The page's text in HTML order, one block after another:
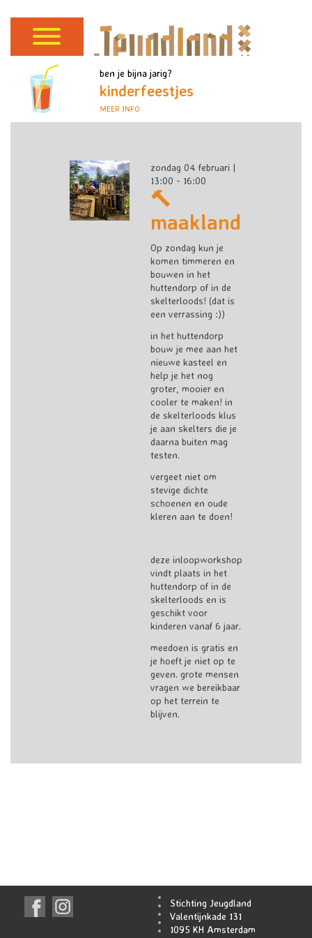
ben je bijna jarig?
kinderfeestjes
MEER INFO
zondag 04 februari |
13:00 - 16:00
🔨
maakland
Op zondag kun je
komen timmeren en
bouwen in het
huttendorp of in de
skelterloods! (dat is
een verrassing :))
in het huttendorp
bouw je mee aan het
nieuwe kasteel en
help je het nog
groter, mooier en
cooler te maken! in
de skelterloods klus
je aan skelters die je
daarna buiten mag
testen.
vergeet niet om
stevige dichte
schoenen en oude
kleren aan te doen!
deze inloopworkshop
vindt plaats in het
huttendorp of in de
skelterloods en is
geschikt voor
kinderen vanaf 6 jaar.
meedoen is gratis en
je hoeft je niet op te
geven. grote mensen
vragen we bereikbaar
op het terrein te
blijven.
Stichting Jeugdland
Valentijnkade 131
1095 KH Amsterdam